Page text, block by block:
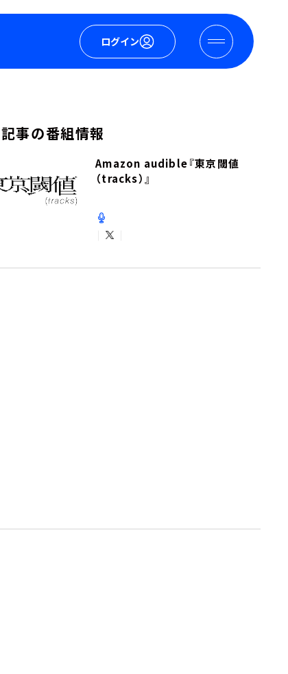
ログイン
事の番組情報
Amazon audible『東京閾値
（tracks）』